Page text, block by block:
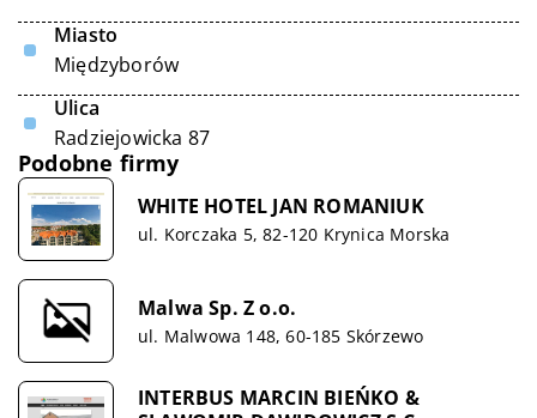
Miasto
Międzyborów
Ulica
Radziejowicka 87
Podobne firmy
WHITE HOTEL JAN ROMANIUK
ul. Korczaka 5, 82-120 Krynica Morska
Malwa Sp. Z o.o.
ul. Malwowa 148, 60-185 Skórzewo
INTERBUS MARCIN BIEŃKO &